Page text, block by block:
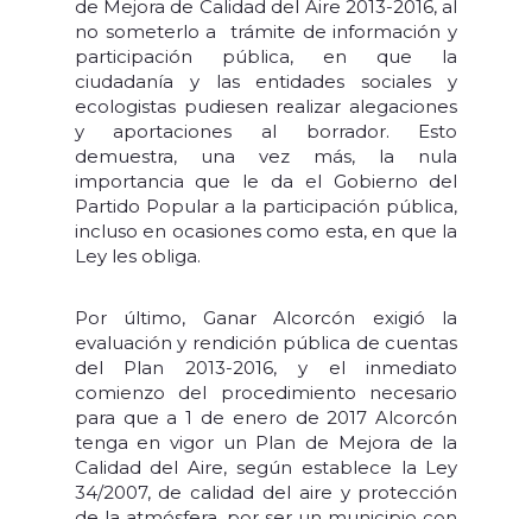
de Mejora de Calidad del Aire 2013-2016, al
no someterlo a trámite de información y
participación pública, en que la
ciudadanía y las entidades sociales y
ecologistas pudiesen realizar alegaciones
y aportaciones al borrador. Esto
demuestra, una vez más, la nula
importancia que le da el Gobierno del
Partido Popular a la participación pública,
incluso en ocasiones como esta, en que la
Ley les obliga.
Por último, Ganar Alcorcón exigió la
evaluación y rendición pública de cuentas
del Plan 2013-2016, y el inmediato
comienzo del procedimiento necesario
para que a 1 de enero de 2017 Alcorcón
tenga en vigor un Plan de Mejora de la
Calidad del Aire, según establece la Ley
34/2007, de calidad del aire y protección